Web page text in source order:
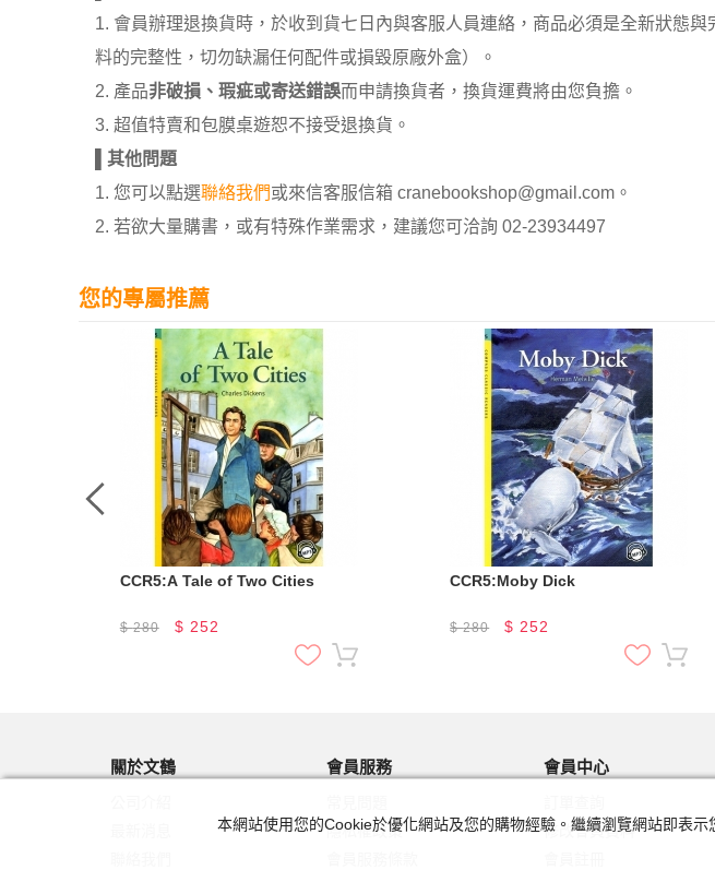
1. 會員辦理退換貨時，於收到貨七日內與客服人員連絡，商品必須是全新狀態
料的完整性，切勿缺漏任何配件或損毀原廠外盒）。
2. 產品非破損、瑕疵或寄送錯誤而申請換貨者，換貨運費將由您負擔。
3. 超值特賣和包膜桌遊恕不接受退換貨。
其他問題
1. 您可以點選聯絡我們或來信客服信箱 cranebookshop@gmail.com。
2. 若欲大量購書，或有特殊作業需求，建議您可洽詢 02-23934497
您的專屬推薦
CCR5:A Tale of Two Cities
$280 $ 252
CCR5:Moby Dick
$280 $ 252
關於文鶴 會員服務
隱私權政策
會員中心
修改會員資料
本網站使用您的Cookie於優化網站及您的購物經驗。繼續瀏覽網站即表